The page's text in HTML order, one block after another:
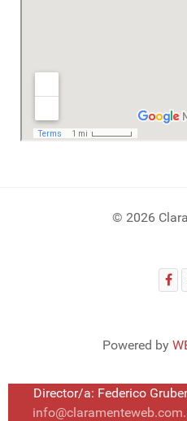
© 2026
Powered by
Director/a: Federico